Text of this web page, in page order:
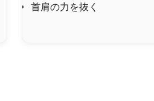
首肩の力を抜く